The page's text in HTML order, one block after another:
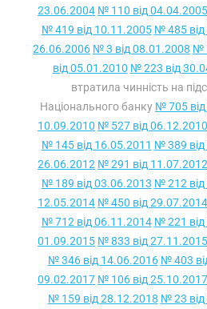
23.06.2004 № 110 від 04.04.2005
№ 419 від 10.11.2005 № 485
26.06.2006 № 3 від 08.01.2008 №
від 05.01.2010 № 223 від
втратила чинність на
Національного банку № 705
10.09.2010 № 527 від 06.12.2010
№ 145 від 16.05.2011 № 389 від
26.06.2012 № 291 від 11.07.2012
№ 189 від 03.06.2013 № 212
12.05.2014 № 450 від 29.07.2014
№ 712 від 06.11.2014 № 221
01.09.2015 № 833 від 27.11.2015
№ 346 від 14.06.2016 № 403
09.02.2017 № 106 від 25.10.2017
№ 159 від 28.12.2018 № 23